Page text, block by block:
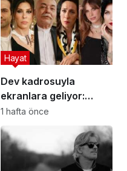
Dev kadrosuyla
ekranlara geliyor:
Tuzlu Kahve dizisi
yıldızları buluşturdu!
Hayat
1 hafta önce